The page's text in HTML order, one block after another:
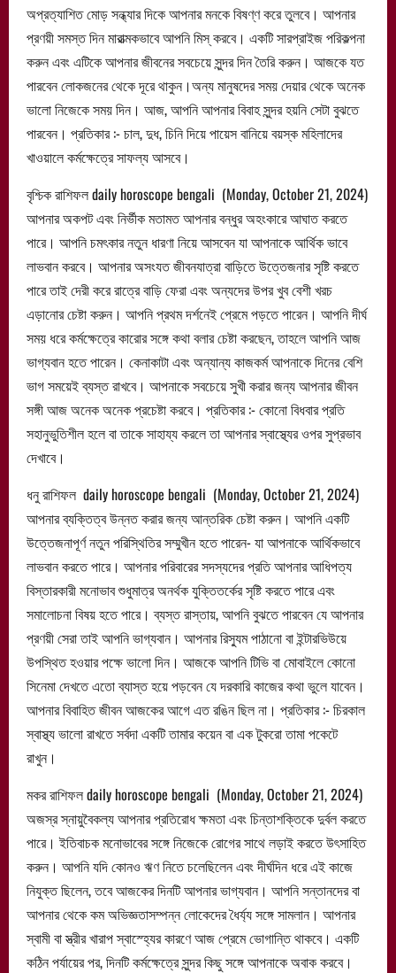
অপ্রত্যাশিত মোড় সন্ধ্যার দিকে আপনার মনকে বিষণ্ণ করে তুলবে। আপনার
প্রণয়ী সমস্ত দিন মারাত্মকভাবে আপনি মিস্ করবে। একটি সারপ্রাইজ পরিকল্পনা
করুন এবং এটিকে আপনার জীবনের সবচেয়ে সুন্দর দিন তৈরি করুন। আজকে যত
পারবেন লোকজনের থেকে দূরে থাকুন।অন্য মানুষদের সময় দেয়ার থেকে অনেক
ভালো নিজেকে সময় দিন। আজ, আপনি আপনার বিবাহ সুন্দর হয়নি সেটা বুঝতে
পারবেন। প্রতিকার :- চাল, দুধ, চিনি দিয়ে পায়েস বানিয়ে বয়স্ক মহিলাদের
খাওয়ালে কর্মক্ষেত্রে সাফল্য আসবে।
বৃশ্চিক রাশিফল daily horoscope bengali (Monday, October 21, 2024)
আপনার অকপট এবং নির্ভীক মতামত আপনার বন্ধুর অহংকারে আঘাত করতে
পারে। আপনি চমৎকার নতুন ধারণা নিয়ে আসবেন যা আপনাকে আর্থিক ভাবে
লাভবান করবে। আপনার অসংযত জীবনযাত্রা বাড়িতে উত্তেজনার সৃষ্টি করতে
পারে তাই দেরী করে রাত্রে বাড়ি ফেরা এবং অন্যদের উপর খুব বেশী খরচ
এড়ানোর চেষ্টা করুন। আপনি প্রথম দর্শনেই প্রেমে পড়তে পারেন। আপনি দীর্ঘ
সময় ধরে কর্মক্ষেত্রে কারোর সঙ্গে কথা বলার চেষ্টা করছেন, তাহলে আপনি আজ
ভাগ্যবান হতে পারেন। কেনাকাটা এবং অন্যান্য কাজকর্ম আপনাকে দিনের বেশি
ভাগ সময়েই ব্যস্ত রাখবে। আপনাকে সবচেয়ে সুখী করার জন্য আপনার জীবন
সঙ্গী আজ অনেক অনেক প্রচেষ্টা করবে। প্রতিকার :- কোনো বিধবার প্রতি
সহানুভুতিশীল হলে বা তাকে সাহায্য করলে তা আপনার স্বাস্থ্যের ওপর সুপ্রভাব
দেখাবে।
ধনু রাশিফল daily horoscope bengali (Monday, October 21, 2024)
আপনার ব্যক্তিত্ব উন্নত করার জন্য আন্তরিক চেষ্টা করুন। আপনি একটি
উত্তেজনাপূর্ণ নতুন পরিস্থিতির সম্মুখীন হতে পারেন- যা আপনাকে আর্থিকভাবে
লাভবান করতে পারে। আপনার পরিবারের সদস্যদের প্রতি আপনার আধিপত্য
বিস্তারকারী মনোভাব শুধুমাত্র অনর্থক যুক্তিতর্কের সৃষ্টি করতে পারে এবং
সমালোচনা বিষয় হতে পারে। ব্যস্ত রাস্তায়, আপনি বুঝতে পারবেন যে আপনার
প্রণয়ী সেরা তাই আপনি ভাগ্যবান। আপনার রিস্যুম পাঠানো বা ইন্টারভিউয়ে
উপস্থিত হওয়ার পক্ষে ভালো দিন। আজকে আপনি টিভি বা মোবাইলে কোনো
সিনেমা দেখতে এতো ব্যাস্ত হয়ে পড়বেন যে দরকারি কাজের কথা ভুলে যাবেন।
আপনার বিবাহিত জীবন আজকের আগে এত রঙিন ছিল না। প্রতিকার :- চিরকাল
স্বাস্থ্য ভালো রাখতে সর্বদা একটি তামার কয়েন বা এক টুকরো তামা পকেটে
রাখুন।
মকর রাশিফল daily horoscope bengali (Monday, October 21, 2024)
অজস্র স্নায়ুবৈকল্য আপনার প্রতিরোধ ক্ষমতা এবং চিন্তাশক্তিকে দুর্বল করতে
পারে। ইতিবাচক মনোভাবের সঙ্গে নিজেকে রোগের সাথে লড়াই করতে উৎসাহিত
করুন। আপনি যদি কোনও ঋণ নিতে চলেছিলেন এবং দীর্ঘদিন ধরে এই কাজে
নিযুক্ত ছিলেন, তবে আজকের দিনটি আপনার ভাগ্যবান। আপনি সন্তানদের বা
আপনার থেকে কম অভিজ্ঞতাসম্পন্ন লোকেদের ধৈর্য্য সঙ্গে সামলান। আপনার
স্বামী বা স্ত্রীর খারাপ স্বাস্হ্যের কারণে আজ প্রেমে ভোগান্তি থাকবে। একটি
কঠিন পর্যায়ের পর, দিনটি কর্মক্ষেত্রে সুন্দর কিছু সঙ্গে আপনাকে অবাক করবে।